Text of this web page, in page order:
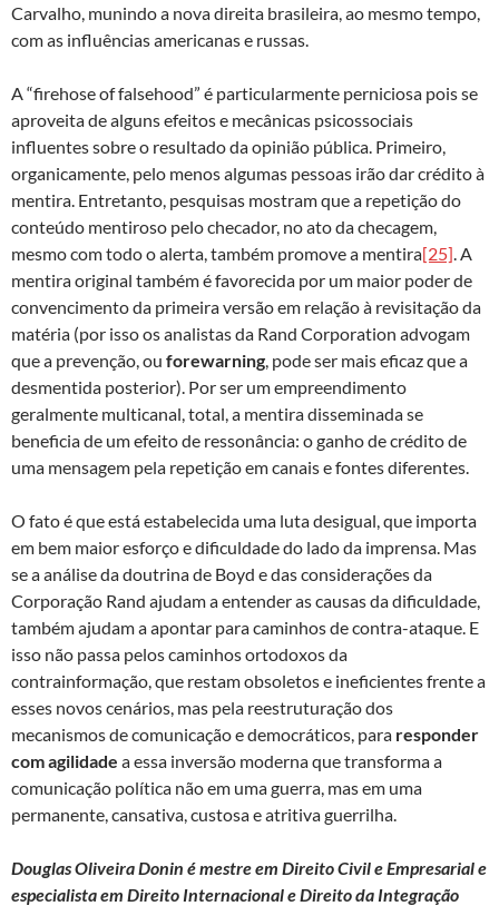
Carvalho, munindo a nova direita brasileira, ao mesmo tempo,
com as influências americanas e russas.
A “firehose of falsehood” é particularmente perniciosa pois se
aproveita de alguns efeitos e mecânicas psicossociais
influentes sobre o resultado da opinião pública. Primeiro,
organicamente, pelo menos algumas pessoas irão dar crédito à
mentira. Entretanto, pesquisas mostram que a repetição do
conteúdo mentiroso pelo checador, no ato da checagem,
mesmo com todo o alerta, também promove a mentira[25]. A
mentira original também é favorecida por um maior poder de
convencimento da primeira versão em relação à revisitação da
matéria (por isso os analistas da Rand Corporation advogam
que a prevenção, ou forewarning, pode ser mais eficaz que a
desmentida posterior). Por ser um empreendimento
geralmente multicanal, total, a mentira disseminada se
beneficia de um efeito de ressonância: o ganho de crédito de
uma mensagem pela repetição em canais e fontes diferentes.
O fato é que está estabelecida uma luta desigual, que importa
em bem maior esforço e dificuldade do lado da imprensa. Mas
se a análise da doutrina de Boyd e das considerações da
Corporação Rand ajudam a entender as causas da dificuldade,
também ajudam a apontar para caminhos de contra-ataque. E
isso não passa pelos caminhos ortodoxos da
contrainformação, que restam obsoletos e ineficientes frente a
esses novos cenários, mas pela reestruturação dos
mecanismos de comunicação e democráticos, para responder
com agilidade a essa inversão moderna que transforma a
comunicação política não em uma guerra, mas em uma
permanente, cansativa, custosa e atritiva guerrilha.
Douglas Oliveira Donin é mestre em Direito Civil e Empresarial e
especialista em Direito Internacional e Direito da Integração